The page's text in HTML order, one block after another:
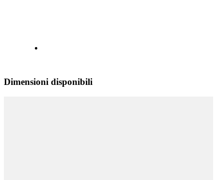
Dimensioni disponibili